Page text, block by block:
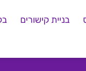
בניית קישורים